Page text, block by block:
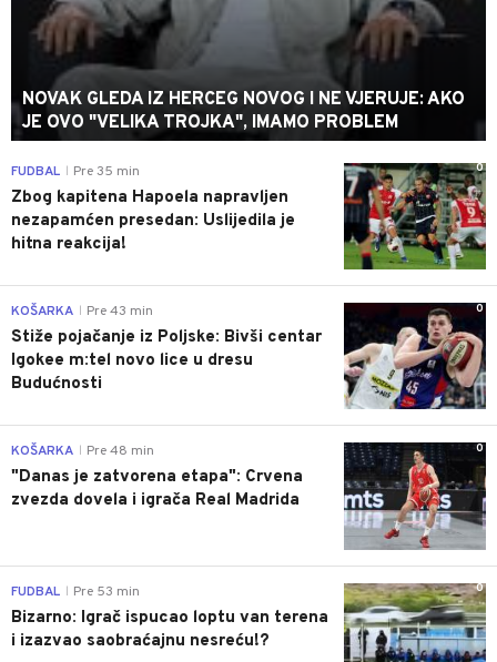
NOVAK GLEDA IZ HERCEG NOVOG I NE VJERUJE: AKO
JE OVO "VELIKA TROJKA", IMAMO PROBLEM
0
FUDBAL Pre 35 min
Zbog kapitena Hapoela napravljen
nezapamćen presedan: Uslijedila je
hitna reakcija!
0
KOŠARKA Pre 43 min
Stiže pojačanje iz Poljske: Bivši centar
Igokee m:tel novo lice u dresu
Budućnosti
0
KOŠARKA Pre 48 min
"Danas je zatvorena etapa": Crvena
zvezda dovela i igrača Real Madrida
0
FUDBAL Pre 53 min
Bizarno: Igrač ispucao loptu van terena
i izazvao saobraćajnu nesreću!?